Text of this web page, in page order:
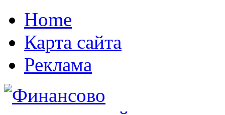
Home
Карта сайта
Реклама